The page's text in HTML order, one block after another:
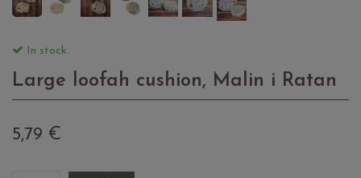
In stock.
Large loofah cushion, Malin i Ratan
5,79 €